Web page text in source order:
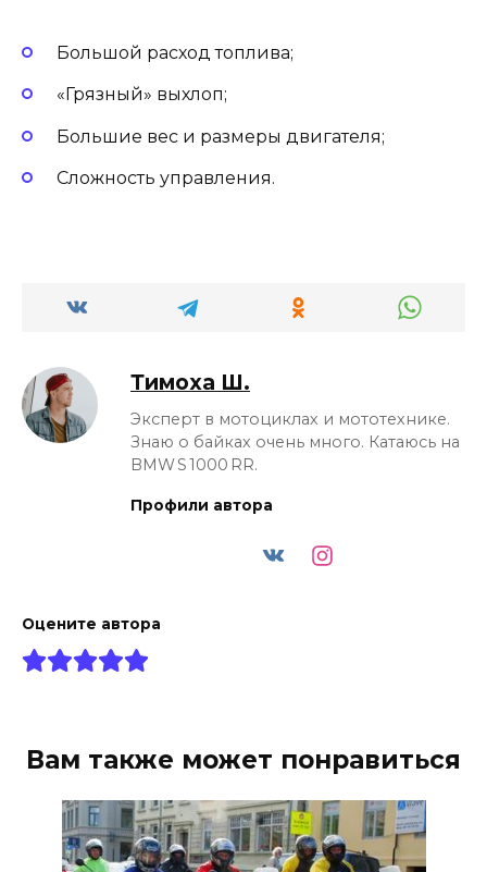
Большой расход топлива;
«Грязный» выхлоп;
Большие вес и размеры двигателя;
Сложность управления.
Тимоха Ш.
Эксперт в мотоциклах и мототехнике.
Знаю о байках очень много. Катаюсь на
BMW S 1000 RR.
Профили автора
Оцените автора
Вам также может понравиться